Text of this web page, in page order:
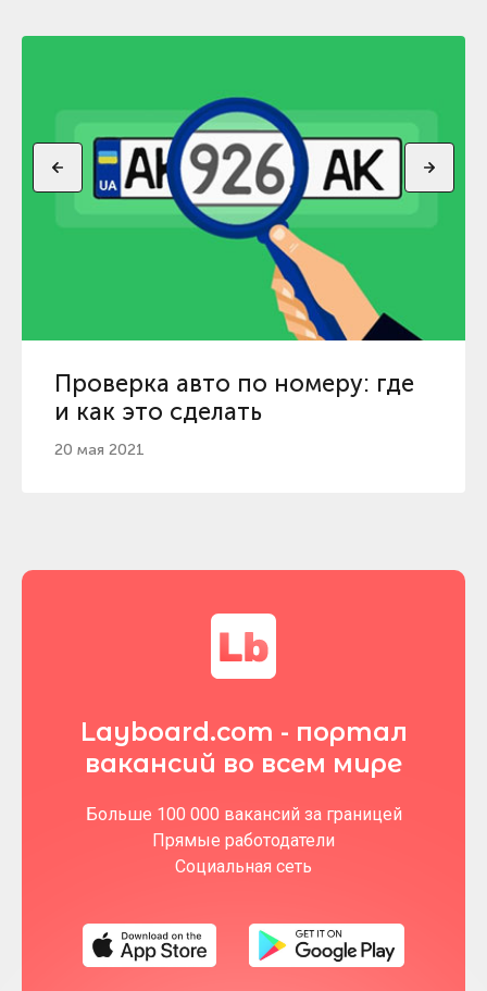
Проверка авто по номеру: где
и как это сделать
20 мая 2021
Layboard.com - портал
вакансий во всем мире
Больше 100 000 вакансий за границей
Прямые работодатели
Социальная сеть